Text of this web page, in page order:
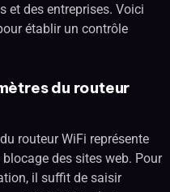
et des entreprises. Voici
établir un contrôle
du routeur
routeur WiFi représente
des sites web. Pour
il suffit de saisir